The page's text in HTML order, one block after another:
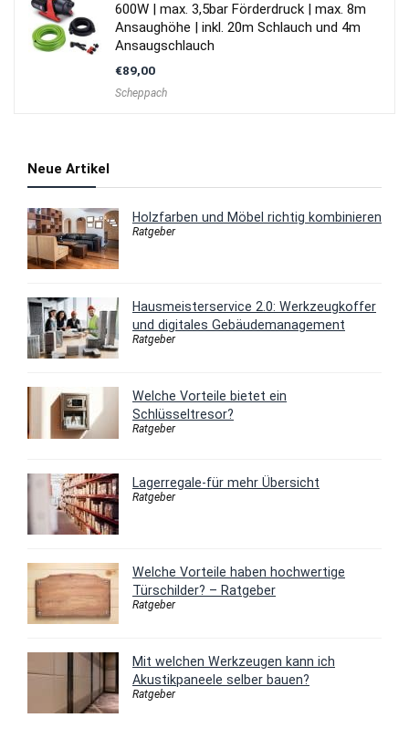
600W | max. 3,5bar Förderdruck | max. 8m
Ansaughöhe | inkl. 20m Schlauch und 4m
Ansaugschlauch
€89,00
Scheppach
Neue Artikel
Holzfarben und Möbel richtig kombinieren
Ratgeber
Hausmeisterservice 2.0: Werkzeugkoffer
und digitales Gebäudemanagement
Ratgeber
Welche Vorteile bietet ein
Schlüsseltresor?
Ratgeber
Lagerregale-für mehr Übersicht
Ratgeber
Welche Vorteile haben hochwertige
Türschilder? – Ratgeber
Ratgeber
Mit welchen Werkzeugen kann ich
Akustikpaneele selber bauen?
Ratgeber